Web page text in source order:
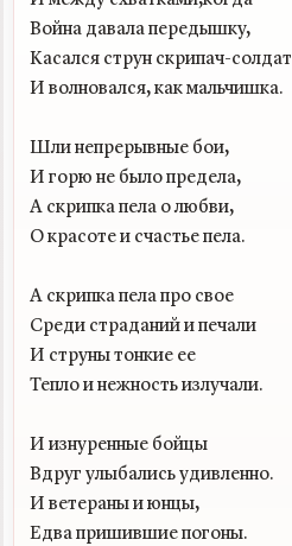
Война давала передышку,
Касался струн скрипач-солдат
И волновался, как мальчишка.
Шли непрерывные бои,
И горю не было предела,
А скрипка пела о любви,
О красоте и счастье пела.
А скрипка пела про свое
Среди страданий и печали
И струны тонкие ее
Тепло и нежность излучали.
И изнуренные бойцы
Вдруг улыбались удивленно.
И ветераны и юнцы,
Едва пришившие погоны.